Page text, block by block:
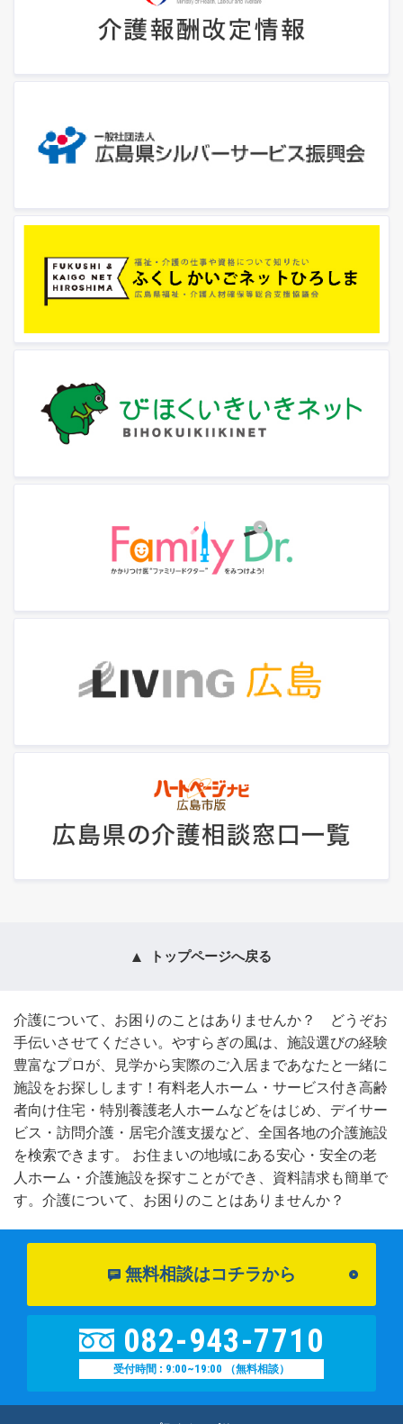
トップページへ戻る
介護について、お困りのことはありませんか？ どうぞお
手伝いさせてください。やすらぎの風は、施設選びの経験
豊富なプロが、見学から実際のご入居まであなたと一緒に
施設をお探しします！有料老人ホーム・サービス付き高齢
者向け住宅・特別養護老人ホームなどをはじめ、デイサー
ビス・訪問介護・居宅介護支援など、全国各地の介護施設
を検索できます。 お住まいの地域にある安心・安全の老
人ホーム・介護施設を探すことができ、資料請求も簡単で
す。介護について、お困りのことはありませんか？
無料相談はコチラから
082-943-7710
受付時間 : 9:00~19:00 （無料相談）